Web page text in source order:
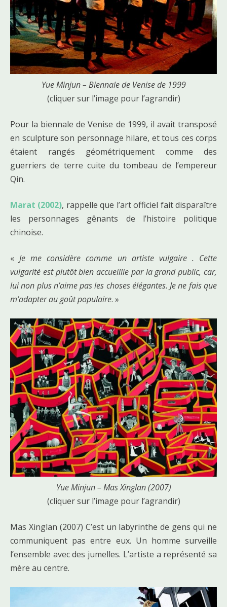
Yue Minjun – Biennale de Venise de 1999
(cliquer sur l’image pour l’agrandir)
Pour la biennale de Venise de 1999, il avait transposé
en sculpture son personnage hilare, et tous ces corps
étaient rangés géométriquement comme des
guerriers de terre cuite du tombeau de l’empereur
Qin.
Marat (2002), rappelle que l’art officiel fait disparaître
les personnages gênants de l’histoire politique
chinoise.
«Je me considère comme un artiste vulgaire . Cette
vulgarité est plutôt bien accueillie par la grand public, car,
lui non plus n’aime pas les choses élégantes. Je ne fais que
m’adapter au goût populaire. »
Yue Minjun – Mas Xinglan (2007)
(cliquer sur l’image pour l’agrandir)
Mas Xinglan (2007) C’est un labyrinthe de gens qui ne
communiquent pas entre eux. Un homme surveille
l’ensemble avec des jumelles. L’artiste a représenté sa
mère au centre.